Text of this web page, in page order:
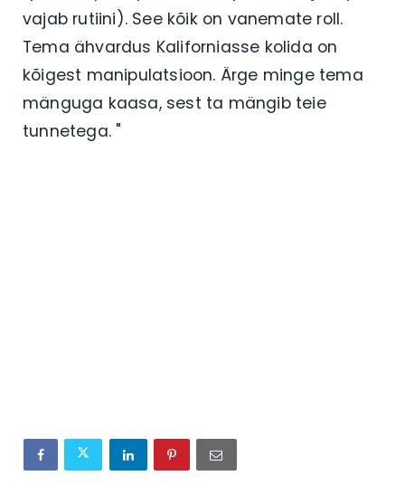
vajab rutiini). See kõik on vanemate roll.
Tema ähvardus Kaliforniasse kolida on
kõigest manipulatsioon. Ärge minge tema
mänguga kaasa, sest ta mängib teie
tunnetega. "